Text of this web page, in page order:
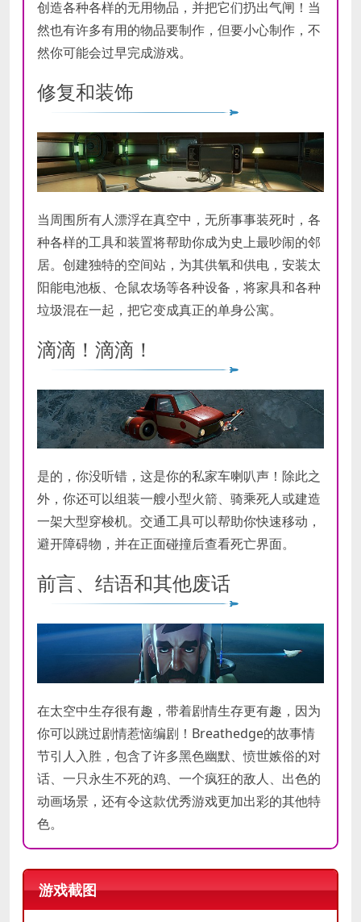
创造各种各样的无用物品，并把它们扔出气闸！当
然也有许多有用的物品要制作，但要小心制作，不
然你可能会过早完成游戏。
修复和装饰
当周围所有人漂浮在真空中，无所事事装死时，各
种各样的工具和装置将帮助你成为史上最吵闹的邻
居。创建独特的空间站，为其供氧和供电，安装太
阳能电池板、仓鼠农场等各种设备，将家具和各种
垃圾混在一起，把它变成真正的单身公寓。
滴滴！滴滴！
是的，你没听错，这是你的私家车喇叭声！除此之
外，你还可以组装一艘小型火箭、骑乘死人或建造
一架大型穿梭机。交通工具可以帮助你快速移动，
避开障碍物，并在正面碰撞后查看死亡界面。
前言、结语和其他废话
在太空中生存很有趣，带着剧情生存更有趣，因为
你可以跳过剧情惹恼编剧！Breathedge的故事情
节引人入胜，包含了许多黑色幽默、愤世嫉俗的对
话、一只永生不死的鸡、一个疯狂的敌人、出色的
动画场景，还有令这款优秀游戏更加出彩的其他特
色。
游戏截图